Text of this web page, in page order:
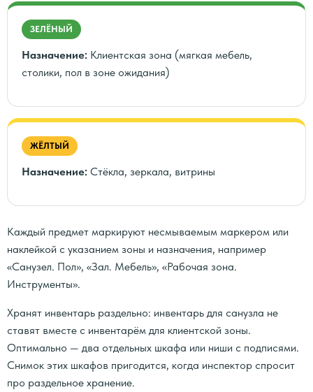
ЗЕЛЁНЫЙ
Назначение: Клиентская зона (мягкая мебель,
столики, пол в зоне ожидания)
ЖЁЛТЫЙ
Назначение: Стёкла, зеркала, витрины
Каждый предмет маркируют несмываемым маркером или
наклейкой с указанием зоны и назначения, например
«Санузел. Пол», «Зал. Мебель», «Рабочая зона.
Инструменты».
Хранят инвентарь раздельно: инвентарь для санузла не
ставят вместе с инвентарём для клиентской зоны.
Оптимально — два отдельных шкафа или ниши с подписями.
Снимок этих шкафов пригодится, когда инспектор спросит
про раздельное хранение.